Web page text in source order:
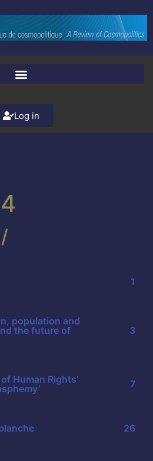
Log in
1
population and
the future of
3
Human Rights’
7
26